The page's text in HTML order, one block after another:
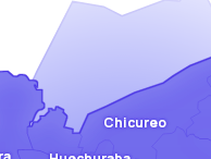
Chicureo